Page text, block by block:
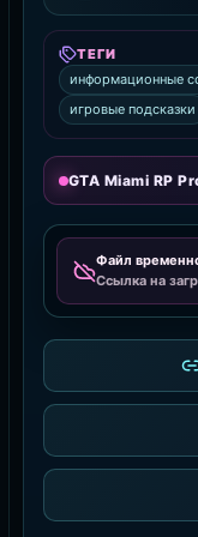
ТЕГИ
информационные
игровые подсказки
GTA Miami RP
Файл
Ссылка на